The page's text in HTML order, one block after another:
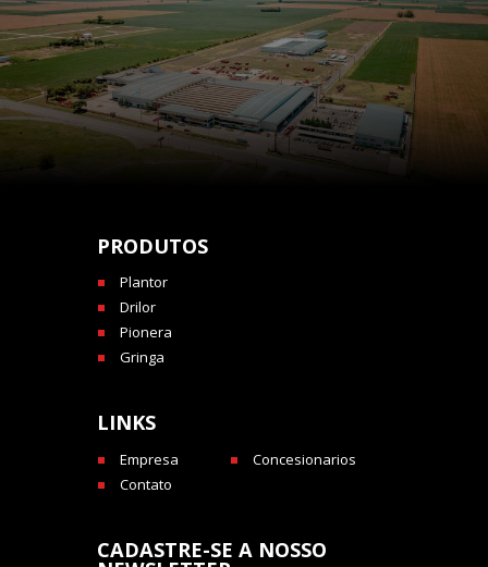
PRODUTOS
Plantor
Drilor
Pionera
Gringa
LINKS
Empresa
Concesionarios
Contato
CADASTRE-SE A NOSSO